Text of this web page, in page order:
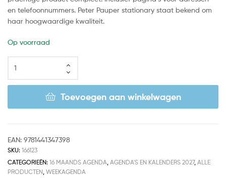
en telefoonnummers. Peter Pauper stationary staat bekend om
haar hoogwaardige kwaliteit.
Op voorraad
Toevoegen aan winkelwagen
EAN: 9781441347398
SKU: 166123
CATEGORIEËN: 16 MAANDS AGENDA AGENDA'S EN KALENDERS 2027, ALLE
PRODUCTEN WEEKAGENDA